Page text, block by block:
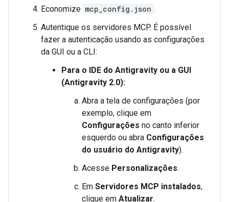
Economize mcp_config.json .
Autentique os servidores MCP. É possível
fazer a autenticação usando as configurações
da GUI ou a CLI:
Para o IDE do Antigravity ou a GUI
(Antigravity 2.0):
Abra a tela de configurações (por
exemplo, clique em
Configurações no canto inferior
esquerdo ou abra Configurações
do usuário do Antigravity).
Acesse Personalizações.
Em Servidores MCP instalados,
clique em Atualizar.